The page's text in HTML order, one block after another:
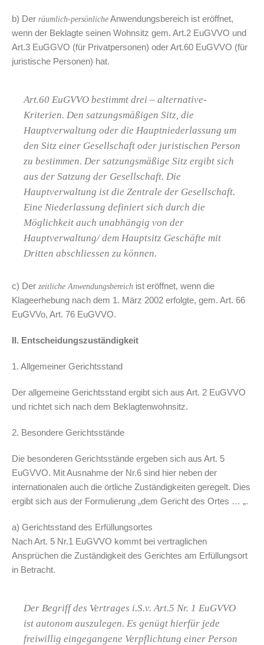
b) Der räumlich-persönliche Anwendungsbereich ist eröffnet,
wenn der Beklagte seinen Wohnsitz gem. Art.2 EuGVVO und
Art.3 EuGGVO (für Privatpersonen) oder Art.60 EuGVVO (für
juristische Personen) hat.
Art.60 EuGVVO bestimmt drei – alternative-
Kriterien. Den satzungsmäßigen Sitz, die
Hauptverwaltung oder die Hauptniederlassung um
den Sitz einer Gesellschaft oder juristischen Person
zu bestimmen. Der satzungsmäßige Sitz ergibt sich
aus der Satzung der Gesellschaft. Die
Hauptverwaltung ist die Zentrale der Gesellschaft.
Eine Niederlassung definiert sich durch die
Möglichkeit auch unabhängig von der
Hauptverwaltung/ dem Hauptsitz Geschäfte mit
Dritten abschliessen zu können.
c) Der zeitliche Anwendungsbereich ist eröffnet, wenn die
Klageerhebung nach dem 1. März 2002 erfolgte, gem. Art. 66
EuGVVo, Art. 76 EuGVVO.
II. Entscheidungszuständigkeit
1. Allgemeiner Gerichtsstand
Der allgemeine Gerichtsstand ergibt sich aus Art. 2 EuGVVO
und richtet sich nach dem Beklagtenwohnsitz.
2. Besondere Gerichtsstände
Die besonderen Gerichtsstände ergeben sich aus Art. 5
EuGVVO. Mit Ausnahme der Nr.6 sind hier neben der
internationalen auch die örtliche Zuständigkeiten geregelt. Dies
ergibt sich aus der Formulierung „dem Gericht des Ortes … „.
a) Gerichtsstand des Erfüllungsortes
Nach Art. 5 Nr.1 EuGVVO kommt bei vertraglichen
Ansprüchen die Zuständigkeit des Gerichtes am Erfüllungsort
in Betracht.
Der Begriff des Vertrages i.S.v. Art.5 Nr. 1 EuGVVO
ist autonom auszulegen. Es genügt hierfür jede
freiwillig eingegangene Verpflichtung einer Person